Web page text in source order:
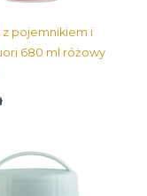
z pojemnikiem i
680 ml różowy